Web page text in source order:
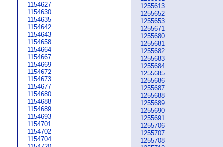
1154627
1154630
1154635
1154642
1154643
1154658
1154664
1154667
1154669
1154672
1154673
1154677
1154680
1154688
1154689
1154693
1154701
1154702
1154704
1255613
1255652
1255653
1255671
1255680
1255681
1255682
1255683
1255684
1255685
1255686
1255687
1255688
1255689
1255690
1255691
1255706
1255707
1255708